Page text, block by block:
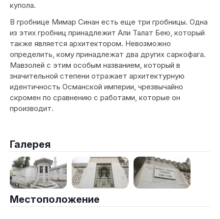
купола.
В гробнице Мимар Синан есть еще три гробницы. Одна
из этих гробниц принадлежит Али Талат Бею, который
также является архитектором. Невозможно
определить, кому принадлежат два других саркофага.
Мавзолей с этим особым названием, который в
значительной степени отражает архитектурную
идентичность Османской империи, чрезвычайно
скромен по сравнению с работами, которые он
производит.
Галерея
Местоположение